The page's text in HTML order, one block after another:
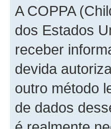
A COPPA
dos Estados
receber
devida
outro método
de dados